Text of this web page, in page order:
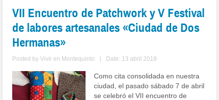
VII Encuentro de Patchwork y V Festival
de labores artesanales «Ciudad de Dos
Hermanas»
Posted byVivir en Montequinto Date: 13 abril 2018
Como cita consolidada en nuestra
ciudad, el pasado sábado 7 de abril
se celebró el VII encuentro de